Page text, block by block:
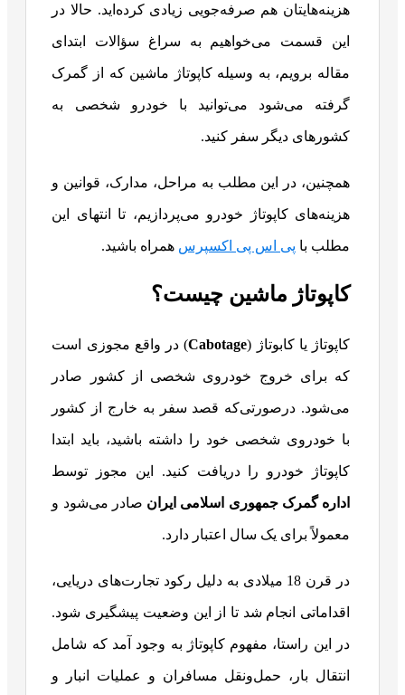
هزینه‌هایتان هم صرفه‌جویی زیادی کرده‌اید. حالا در
این قسمت می‌خواهیم به سراغ سؤالات ابتدای
مقاله برویم، به وسیله کاپوتاژ ماشین که از گمرک
گرفته می‌شود می‌توانید با خودرو شخصی به
کشورهای دیگر سفر کنید.
همچنین، در این مطلب به مراحل، مدارک، قوانین و
هزینه‌های کاپوتاژ خودرو می‌پردازیم، تا انتهای این
مطلب با پی اس پی اکسپرس همراه باشید.
کاپوتاژ ماشین چیست؟
کاپوتاژ یا کابوتاژ (Cabotage) در واقع مجوزی است
که برای خروج خودروی شخصی از کشور صادر
می‌شود. درصورتی‌که قصد سفر به خارج از کشور
با خودروی شخصی خود را داشته باشید، باید ابتدا
کاپوتاژ خودرو را دریافت کنید. این مجوز توسط
اداره گمرک جمهوری اسلامی ایران صادر می‌شود و
معمولاً برای یک سال اعتبار دارد.
در قرن 18 میلادی به دلیل رکود تجارت‌های دریایی،
اقداماتی انجام شد تا از این وضعیت پیشگیری شود.
در این راستا، مفهوم کاپوتاژ به وجود آمد که شامل
انتقال بار، حمل‌و‌نقل مسافران و عملیات انبار و